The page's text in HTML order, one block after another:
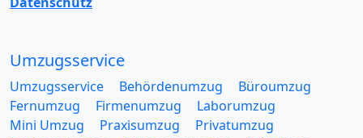
Umzugsservice
Umzugsservice Behördenumzug
Büroumzug
Fernumzug
Firmenumzug
Laborumzug
Mini Umzug
Praxisumzug
Privatumzug